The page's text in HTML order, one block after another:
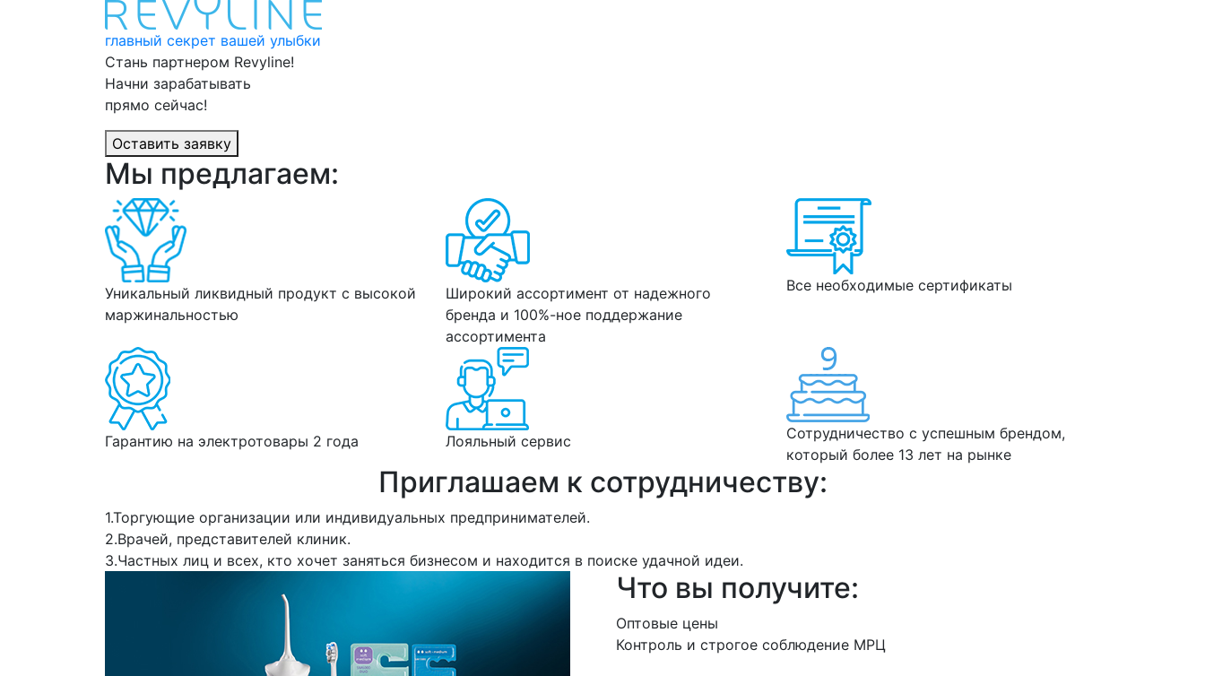
главный секрет вашей улыбки
Стань партнером Revyline!
Начни зарабатывать
прямо сейчас!
Оставить заявку
Мы предлагаем:
Уникальный ликвидный продукт с высокой
маржинальностью
Широкий ассортимент от надежного
бренда и 100%-ное поддержание
ассортимента
Все необходимые сертификаты
Гарантию на электротовары 2 года Лояльный сервис
Сотрудничество с успешным брендом,
который более 13 лет на рынке
Приглашаем к сотрудничеству:
1.Торгующие организации или индивидуальных предпринимателей.
2.Врачей, представителей клиник.
3.Частных лиц и всех, кто хочет заняться бизнесом и находится в поиске удачной идеи.
Что вы получите:
Оптовые цены
Контроль и строгое соблюдение МРЦ